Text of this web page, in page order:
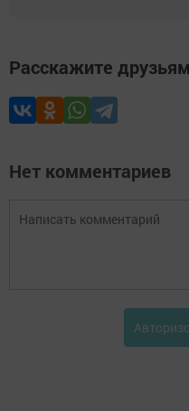
Расскажите друзьям
Нет комментариев